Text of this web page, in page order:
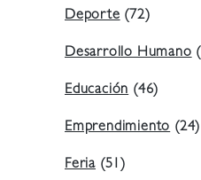
Deporte(72)
Desarrollo Humano
Educación(46)
Emprendimiento(24)
Feria (51)